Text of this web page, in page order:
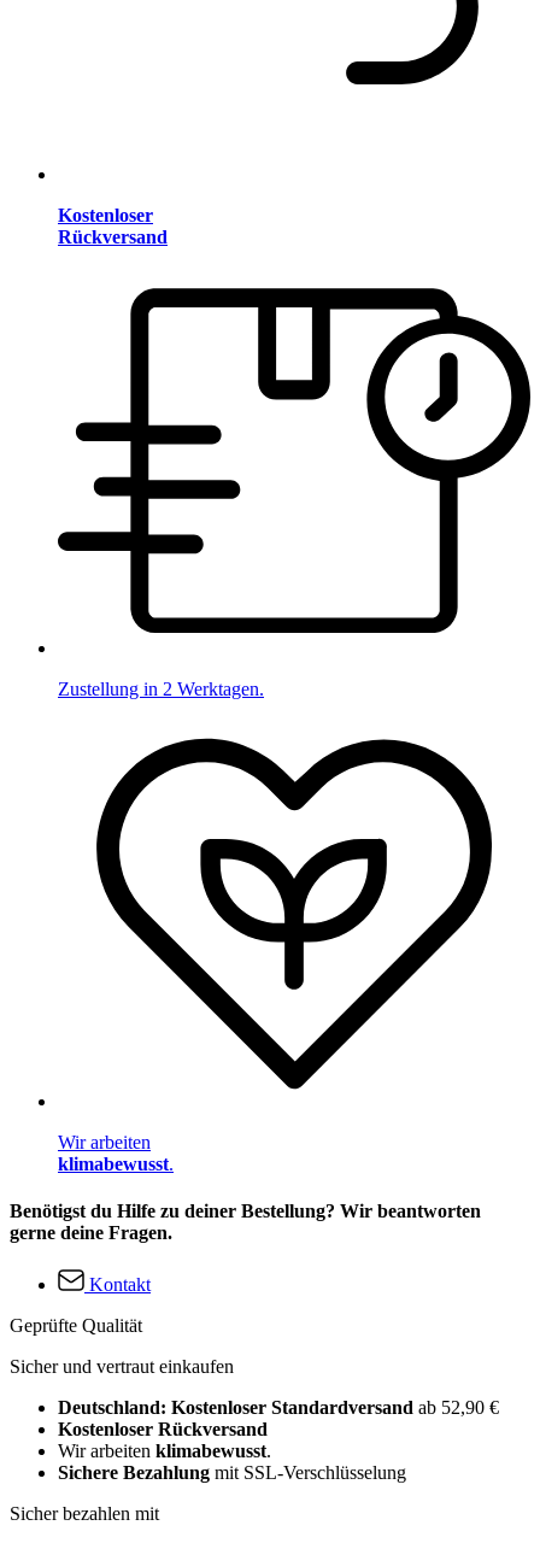
Kostenloser
Rückversand
Zustellung in 2 Werktagen.
Wir arbeiten
klimabewusst.
Benötigst du Hilfe zu deiner Bestellung? Wir beantworten
gerne deine Fragen.
Kontakt
Geprüfte Qualität
Sicher und vertraut einkaufen
Deutschland: Kostenloser Standardversand ab 52,90 €
Kostenloser Rückversand
Wir arbeiten klimabewusst.
Sichere Bezahlung mit SSL-Verschlüsselung
Sicher bezahlen mit